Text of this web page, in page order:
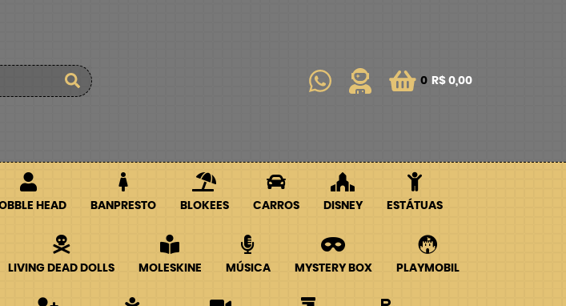
0 R$ 0,00
HEAD BANPRESTO BLOKEES CARROS DISNEY ESTÁTUAS
LIVING DEAD DOLLS MOLESKINE MÚSICA MYSTERY BOX PLAYMOBIL